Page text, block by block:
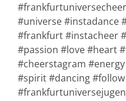
#universe #instadance
#frankfurt #instacheer
#passion #love #heart
#cheerstagram
#spirit #dancing